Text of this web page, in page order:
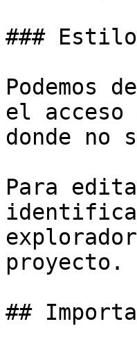
###
el
donde no
Para
proyecto.
##